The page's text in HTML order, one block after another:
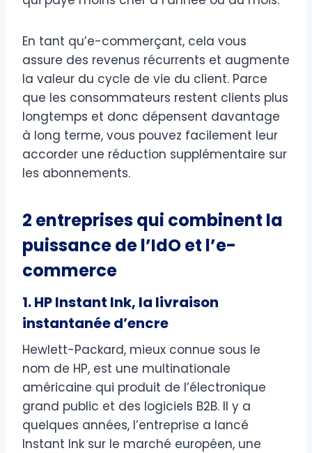
En tant qu’e-commerçant, cela vous
assure des revenus récurrents et augmente
la valeur du cycle de vie du client. Parce
que les consommateurs restent clients plus
longtemps et donc dépensent davantage
à long terme, vous pouvez facilement leur
accorder une réduction supplémentaire sur
les abonnements.
2 entreprises qui combinent la
puissance de l’IdO et l’e-
commerce
1. HPInstant Ink, la livraison
instantanée d’encre
Hewlett-Packard, mieux connue sous le
nom de HP, est une multinationale
américaine qui produit de l’électronique
grand public et des logiciels B2B. Il y a
quelques années, l’entreprise a lancé
Instant Ink sur le marché européen, une